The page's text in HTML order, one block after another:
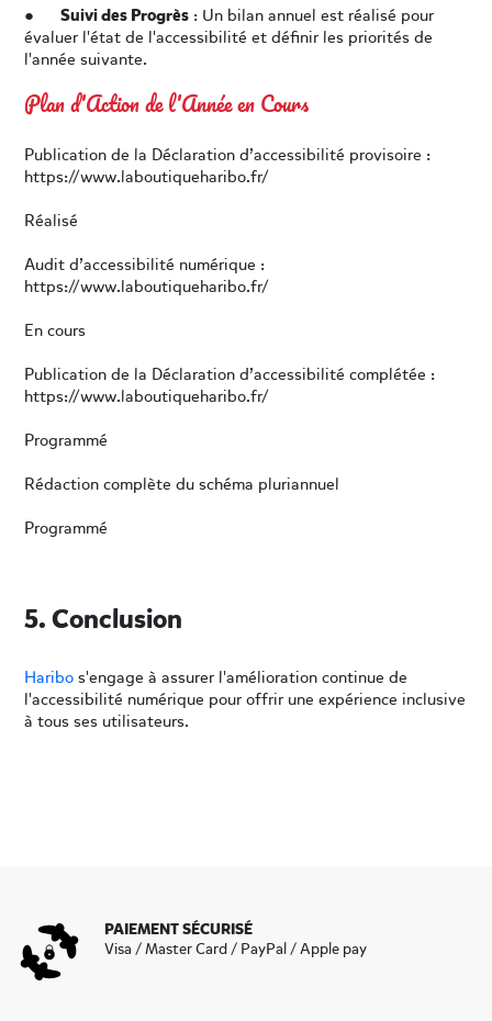
● Suivi des Progrès : Un bilan annuel est réalisé pour
évaluer l'état de l'accessibilité et définir les priorités de
l'année suivante.
Plan d'Action de l'Année en Cours
Publication de la Déclaration d’accessibilité provisoire :
https://www.laboutiqueharibo.fr/
Réalisé
Audit d’accessibilité numérique :
https://www.laboutiqueharibo.fr/
En cours
Publication de la Déclaration d’accessibilité complétée :
https://www.laboutiqueharibo.fr/
Programmé
Rédaction complète du schéma pluriannuel
Programmé
5. Conclusion
Haribo s'engage à assurer l'amélioration continue de
l'accessibilité numérique pour offrir une expérience inclusive
à tous ses utilisateurs.
PAIEMENT SÉCURISÉ
Visa / Master Card / PayPal / Apple pay